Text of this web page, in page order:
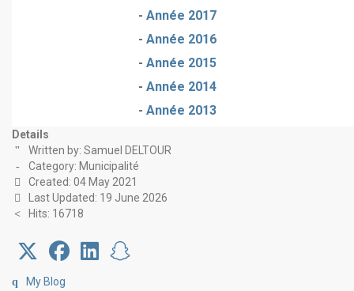
- Année 2017
- Année 2016
- Année 2015
- Année 2014
- Année 2013
Details
Written by: Samuel DELTOUR
Category: Municipalité
Created: 04 May 2021
Last Updated: 19 June 2026
Hits: 16718
My Blog